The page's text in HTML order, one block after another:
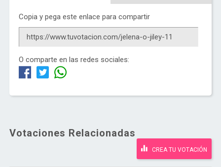
Copia y pega este enlace para compartir
O comparte en las redes sociales:
Votaciones Relacionadas
CREA TU VOTACIÓN